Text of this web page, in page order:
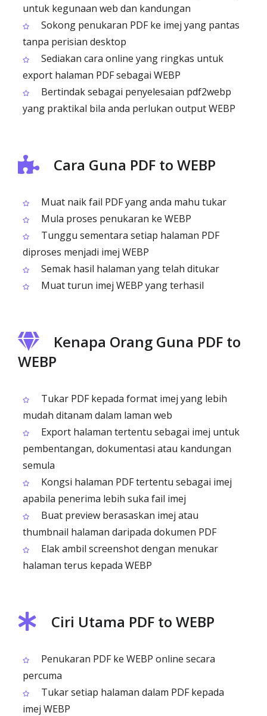
untuk kegunaan web dan kandungan
Sokong penukaran PDF ke imej yang pantas
tanpa perisian desktop
Sediakan cara online yang ringkas untuk
export halaman PDF sebagai WEBP
Bertindak sebagai penyelesaian pdf2webp
yang praktikal bila anda perlukan output WEBP
Cara Guna PDF to WEBP
Muat naik fail PDF yang anda mahu tukar
Mula proses penukaran ke WEBP
Tunggu sementara setiap halaman PDF
diproses menjadi imej WEBP
Semak hasil halaman yang telah ditukar
Muat turun imej WEBP yang terhasil
Kenapa Orang Guna PDF to
WEBP
Tukar PDF kepada format imej yang lebih
mudah ditanam dalam laman web
Export halaman tertentu sebagai imej untuk
pembentangan, dokumentasi atau kandungan
semula
Kongsi halaman PDF tertentu sebagai imej
apabila penerima lebih suka fail imej
Buat preview berasaskan imej atau
thumbnail halaman daripada dokumen PDF
Elak ambil screenshot dengan menukar
halaman terus kepada WEBP
Ciri Utama PDF to WEBP
Penukaran PDF ke WEBP online secara
percuma
Tukar setiap halaman dalam PDF kepada
imej WEBP